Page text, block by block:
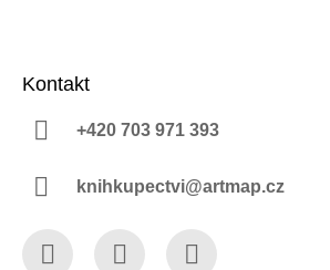
Kontakt
+420 703 971 393
knihkupectvi@artmap.cz